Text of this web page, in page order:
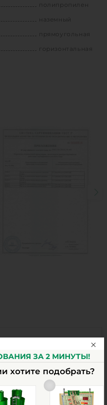
полипропилен
наземный
прямоугольная
горизонтальная
ЗА 2 МИНУТЫ!
хотите подобрать?